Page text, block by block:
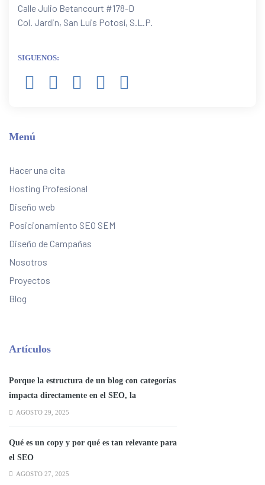
Calle Julio Betancourt #178-D
Col. Jardin, San Luis Potosí, S.L.P.
SIGUENOS:
Menú
Hacer una cita
Hosting Profesional
Diseño web
Posicionamiento SEO SEM
Diseño de Campañas
Nosotros
Proyectos
Blog
Artículos
Porque la estructura de un blog con categorías
impacta directamente en el SEO, la
experiencia del usuario y la autoridad
AGOSTO 29, 2025
Qué es un copy y por qué es tan relevante para
el SEO
AGOSTO 27, 2025